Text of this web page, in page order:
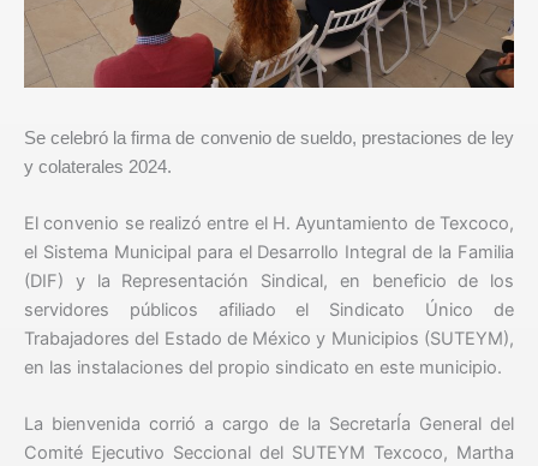
Se celebró la firma de convenio de sueldo, prestaciones de ley
y colaterales 2024.
El convenio se realizó entre el H. Ayuntamiento de Texcoco,
el Sistema Municipal para el Desarrollo Integral de la Familia
(DIF) y la Representación Sindical, en beneficio de los
servidores públicos afiliado el Sindicato Único de
Trabajadores del Estado de México y Municipios (SUTEYM),
en las instalaciones del propio sindicato en este municipio.
La bienvenida corrió a cargo de la SecretarÍa General del
Comité Ejecutivo Seccional del SUTEYM Texcoco, Martha